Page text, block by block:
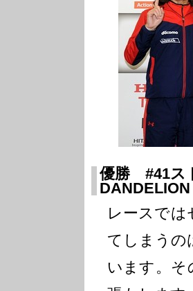
優勝 #41ス
レースでは
てしまうの
います。そ